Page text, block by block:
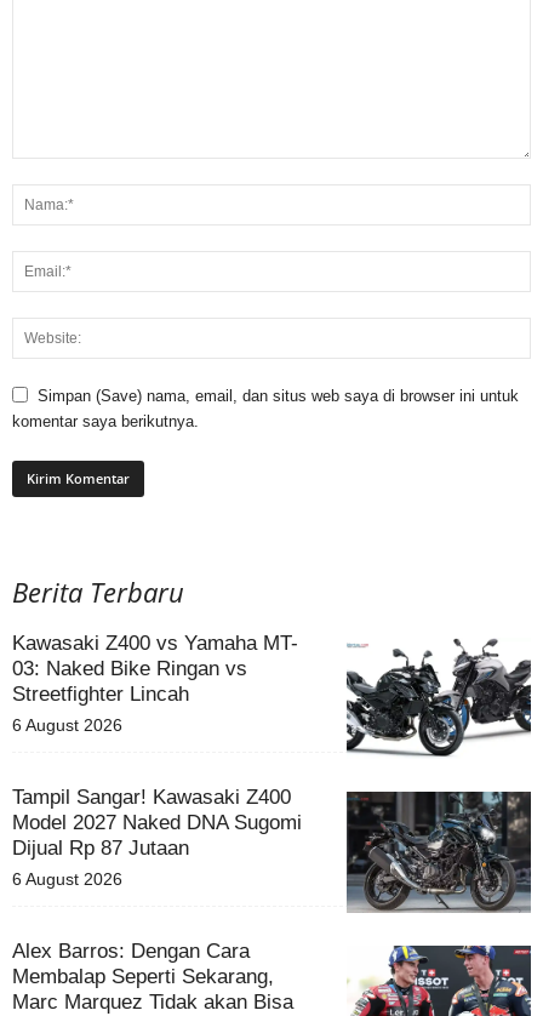
Simpan (Save) nama, email, dan situs web saya di browser ini untuk
komentar saya berikutnya.
Berita Terbaru
Kawasaki Z400 vs Yamaha MT-
03: Naked Bike Ringan vs
Streetfighter Lincah
6 August 2026
Tampil Sangar! Kawasaki Z400
Model 2027 Naked DNA Sugomi
Dijual Rp 87 Jutaan
6 August 2026
Alex Barros: Dengan Cara
Membalap Seperti Sekarang,
Marc Marquez Tidak akan Bisa